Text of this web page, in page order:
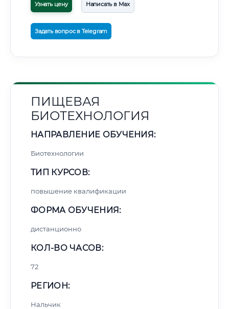
Узнать цену Написать в Max
Задать вопрос в Telegram
ПИЩЕВАЯ
БИОТЕХНОЛОГИЯ
НАПРАВЛЕНИЕ ОБУЧЕНИЯ:
Биотехнологии
ТИП КУРСОВ:
повышение квалификации
ФОРМА ОБУЧЕНИЯ:
дистанционно
КОЛ-ВО ЧАСОВ:
72
РЕГИОН:
Нальчик